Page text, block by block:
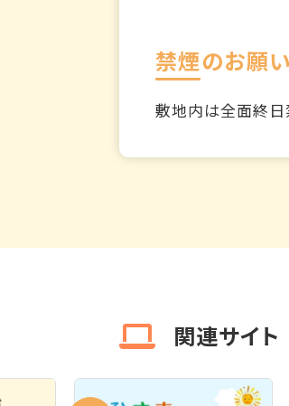
禁煙のお願い
敷地内は全面終日
関連サイト